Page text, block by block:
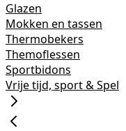
Glazen
Mokken en tassen
Thermobekers
Themoflessen
Sportbidons
Vrije tijd, sport & Spel